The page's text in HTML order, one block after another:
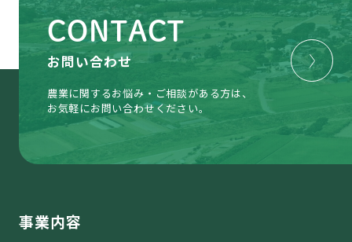
CONTACT
お問い合わせ
農業に関するお悩み・ご相談がある方は、
お気軽にお問い合わせください。
事業内容